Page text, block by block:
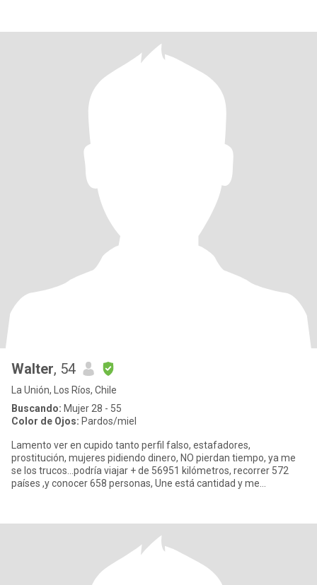
Walter, 54
La Unión, Los Ríos, Chile
Buscando: Mujer 28 - 55
Color de Ojos: Pardos/miel
Lamento ver en cupido tanto perfil falso, estafadores,
prostitución, mujeres pidiendo dinero, NO pierdan tiempo, ya me
se los trucos...podría viajar + de 56951 kilómetros, recorrer 572
países ,y conocer 658 personas, Une está cantidad y me